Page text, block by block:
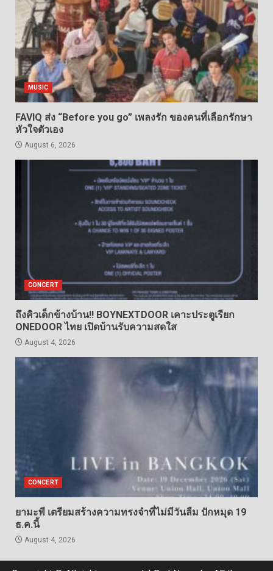
MUSIC
FAVIQ ส่ง “Before you go” เพลงรัก ของคนที่เลือกรักษา
หัวใจตัวเอง
August 6, 2026
CONCERT
ถึงคิวเด็กข้างบ้าน!! BOYNEXTDOOR เคาะประตูเรียก
ONEDOOR ไทย เปิดบ้านรับความสดใส
August 4, 2026
CONCERT
ยามะพี เตรียมสร้างความทรงจำที่ไม่มีวันลืม ปักหมุด 19
ธ.ค.นี้
August 4, 2026